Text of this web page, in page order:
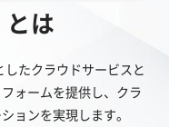
とは
たクラウドサービスと
ォームを提供し、クラ
ョンを実現します。